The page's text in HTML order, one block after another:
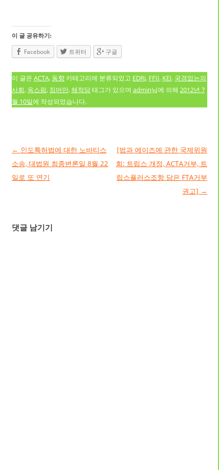
이 글 공유하기:
Facebook
트위터 구글
이 글은 ACTA, 동향 카테고리에 분류되었고 EDRi, FFII, KEI, 국경없는의
사회, 옥스팜, 짐머만,해적당태그가 있으며 admin님에 의해 2012년 7
월 10일에 작성되었습니다.
글 네비게이션
← 인도특허법에 대한 노바티스
소송, 대법원 최종변론일 8월 22
일로 또 연기
[법과 에이즈에 관한 국제위원
회: 트립스 개정, ACTA거부, 트
립스플러스조항 담은 FTA거부
권고] →
댓글 남기기